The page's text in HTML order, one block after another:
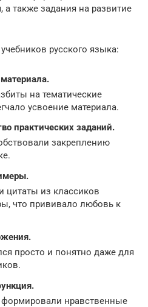
также задания на развитие
русского языка:
на тематические
усвоение материала.
практических заданий.
закреплению
цитаты из классиков
что прививало любовь к
просто и понятно даже для
нравственные